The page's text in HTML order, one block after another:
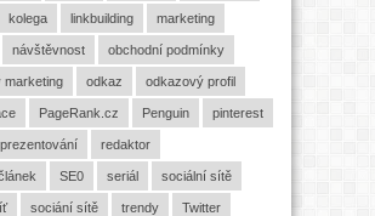
kolega linkbuilding marketing
návštěvnost obchodní podmínky
marketing odkaz odkazový profil
PageRank.cz Penguin pinterest
prezentování redaktor
SE0 seriál sociální sítě
sociání sítě trendy Twitter